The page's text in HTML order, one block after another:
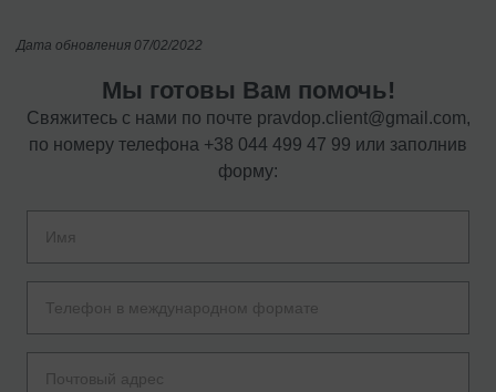
Дата обновления 07/02/2022
Мы готовы Вам помочь!
Свяжитесь с нами по почте pravdop.client@gmail.com,
по номеру телефона +38 044 499 47 99 или заполнив
форму: